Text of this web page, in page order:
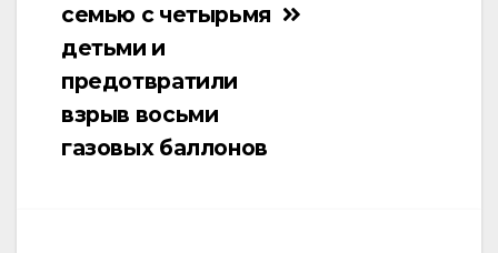
семью с четырьмя
детьми и
предотвратили
взрыв восьми
газовых баллонов